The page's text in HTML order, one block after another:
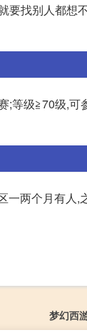
要找别人都想
;等级≧70级,可
一两个月有人,
梦幻西